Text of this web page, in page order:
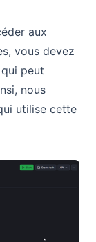
aux
vous devez
peut
nous
utilise cette